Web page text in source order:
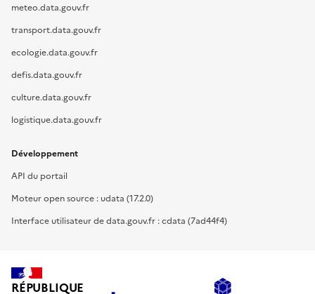
meteo.data.gouv.fr
transport.data.gouv.fr
ecologie.data.gouv.fr
defis.data.gouv.fr
culture.data.gouv.fr
logistique.data.gouv.fr
Développement
API du portail
Moteur open source : udata (17.2.0)
Interface utilisateur de data.gouv.fr : cdata (7ad44f4)
RÉPUBLIQUE